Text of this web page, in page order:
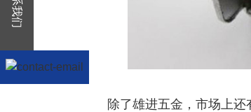
除了雄进五金，市场上还有